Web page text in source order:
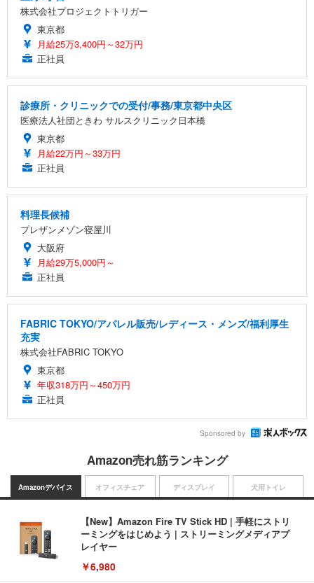
株式会社プロジェクトトリガー
東京都
月給25万3,400円～32万円
正社員
診療所・クリニックでの受付/事務/東京都中央区
医療法人社団ときわ サルスクリニック日本橋
東京都
月給22万円～33万円
正社員
料理長候補
プレザンメゾン寝屋川
大阪府
月給29万5,000円～
正社員
FABRIC TOKYO/アパレル販売/レディース・メンズ/福利厚生
充実
株式会社FABRIC TOKYO
東京都
年収318万円～450万円
正社員
Sponsored by
Amazon売れ筋ランキング
Amazonデバイス
【New】Amazon Fire TV Stick HD | 手軽にストリ
ーミングをはじめよう | ストリーミングメディアプ
レイヤー
￥6,980
オフィスチェア ディスプレイ 犬用トイレ